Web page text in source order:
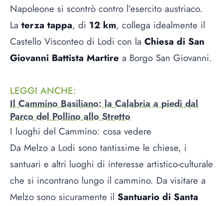
Napoleone si scontrò contro l’esercito austriaco.
La terza tappa, di 12 km, collega idealmente il
Castello Visconteo di Lodi con la Chiesa di San
Giovanni Battista Martire a Borgo San Giovanni.
LEGGI ANCHE:
Il Cammino Basiliano: la Calabria a piedi dal
Parco del Pollino allo Stretto
I luoghi del Cammino: cosa vedere
Da Melzo a Lodi sono tantissime le chiese, i
santuari e altri luoghi di interesse artistico-culturale
che si incontrano lungo il cammino. Da visitare a
Melzo sono sicuramente il Santuario di Santa